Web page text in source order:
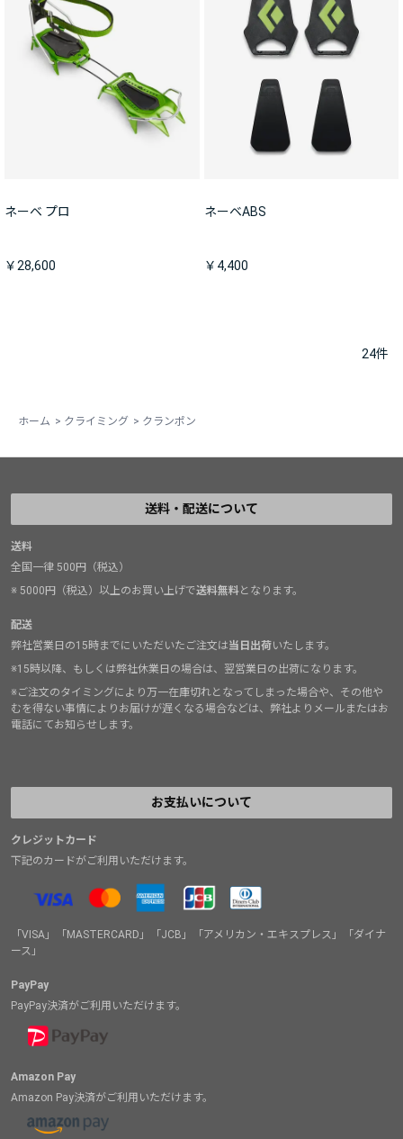
ネーベ プロ
￥28,600
ネーベABS
￥4,400
24件
ホーム > クライミング > クランポン
送料・配送について
送料
全国一律 500円（税込）
※ 5000円（税込）以上のお買い上げで送料無料となります。
配送
弊社営業日の15時までにいただいたご注文は当日出荷いたします。
※15時以降、もしくは弊社休業日の場合は、翌営業日の出荷になります。
※ご注文のタイミングにより万一在庫切れとなってしまった場合や、その他や
むを得ない事情によりお届けが遅くなる場合などは、弊社よりメールまたはお
電話にてお知らせします。
お支払いについて
クレジットカード
下記のカードがご利用いただけます。
「VISA」「MASTERCARD」「JCB」「アメリカン・エキスプレス」「ダイナ
ース」
PayPay
PayPay決済がご利用いただけます。
Amazon Pay
Amazon Pay決済がご利用いただけます。